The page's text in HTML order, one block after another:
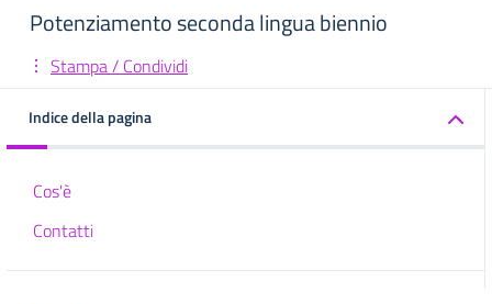
Potenziamento seconda lingua biennio
Stampa / Condividi
Indice della pagina
Cos'è
Contatti